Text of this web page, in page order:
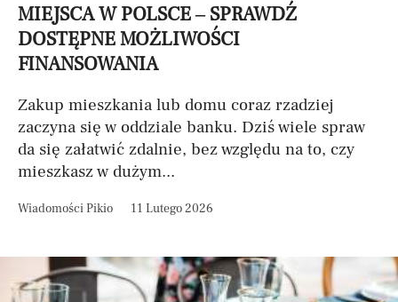
MIEJSCA W POLSCE – SPRAWDŹ
DOSTĘPNE MOŻLIWOŚCI
FINANSOWANIA
Zakup mieszkania lub domu coraz rzadziej
zaczyna się w oddziale banku. Dziś wiele spraw
da się załatwić zdalnie, bez względu na to, czy
mieszkasz w dużym...
Wiadomości Pikio 11 Lutego 2026